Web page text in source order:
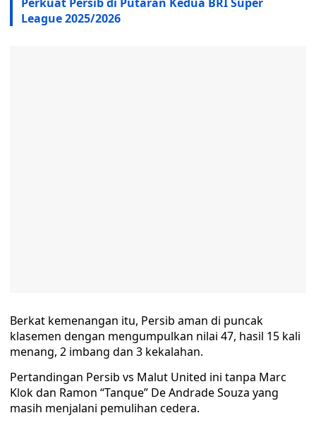
League 2025/2026
Berkat kemenangan itu, Persib aman di puncak
klasemen dengan mengumpulkan nilai 47, hasil 15 kali
menang, 2 imbang dan 3 kekalahan.
Pertandingan Persib vs Malut United ini tanpa Marc
Klok dan Ramon “Tanque” De Andrade Souza yang
masih menjalani pemulihan cedera.